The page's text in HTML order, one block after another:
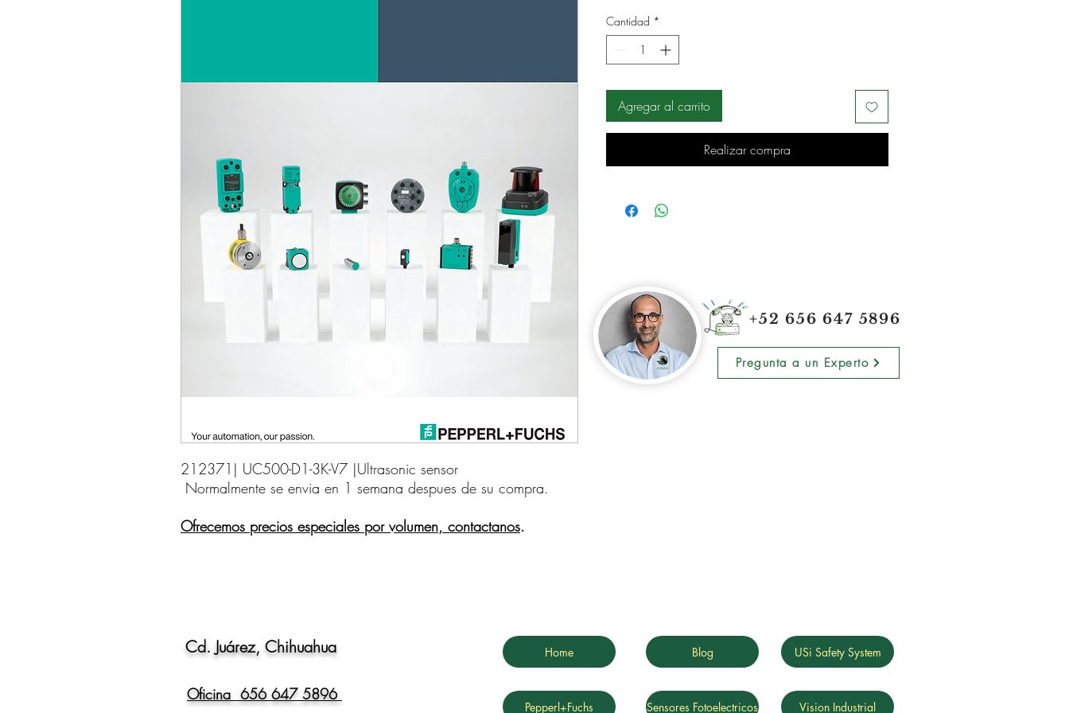
212371| UC500-D1-3K-V7 |Ultrasonic sensor
Normalmente se envia en 1 semana despues de su compra.
Ofrecemos precios especiales por volumen, contactanos.
Cantidad *
Agregar al carrito
Realizar compra
Pregunta a un Experto
+52 656 647 5896
Cd. Juárez, Chihuahua
Oficina 656 647 5896
Home
Pepperl+Fuchs
Blog USi Safety System
Sensores Fotoelectricos Vision Industrial